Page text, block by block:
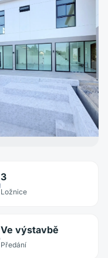
3
Ložnice
Ve výstavbě
Předání